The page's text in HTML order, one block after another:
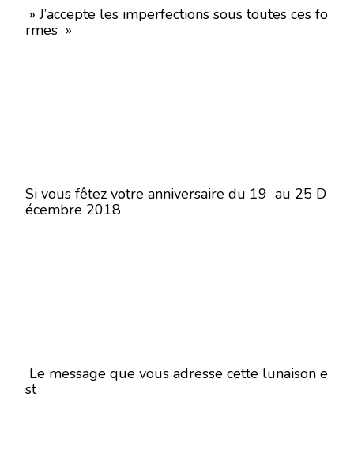
» J’accepte les imperfections sous toutes ces fo
rmes »
Si vous fêtez votre anniversaire du 19 au 25 D
écembre 2018
Le message que vous adresse cette lunaison e
st